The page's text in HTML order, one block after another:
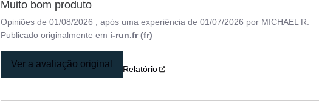
Muito bom produto
Opiniões de01/08/2026 , após uma experiência de01/07/2026 por MICHAEL R.
Publicado originalmente em i-run.fr (fr)
Ver a avaliação original Relatório